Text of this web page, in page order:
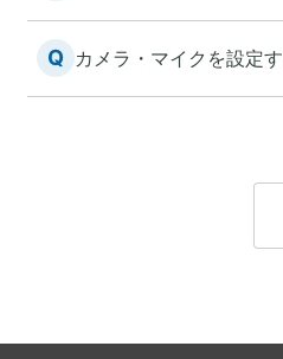
Q カメラ・マイクを設定